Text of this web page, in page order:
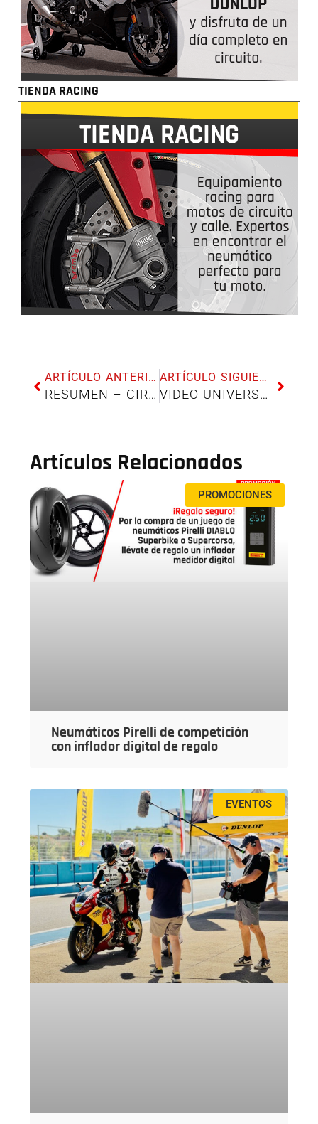
TIENDA RACING
ARTÍCULO ANTERIOR
RESUMEN – CIRCUITO DE ANDALUCÍA 25 Y 26 NOVIEMBRE 2022
ARTÍCULO SIGUIENTE
VIDEO UNIVERSO CONTINENTAL 2022 EN EL CIRCUITO DEL JARAMA
Artículos Relacionados
PROMOCIONES
Neumáticos Pirelli de competición
con inflador digital de regalo
EVENTOS